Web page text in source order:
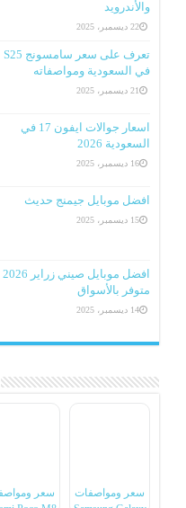
والأندرويد
22 ديسمبر، 2025
تعرف على سعر سامسونج S25
في السعودية ومواصفاته
21 ديسمبر، 2025
اسعار جوالات ايفون 17 في
السعودية 2026
16 ديسمبر، 2025
افضل موبايل جيمنج حديث
15 ديسمبر، 2025
افضل موبايل صيني زراير 2026
متوفر بالأسواق
14 ديسمبر، 2025
سعر ومواصفات
سعر